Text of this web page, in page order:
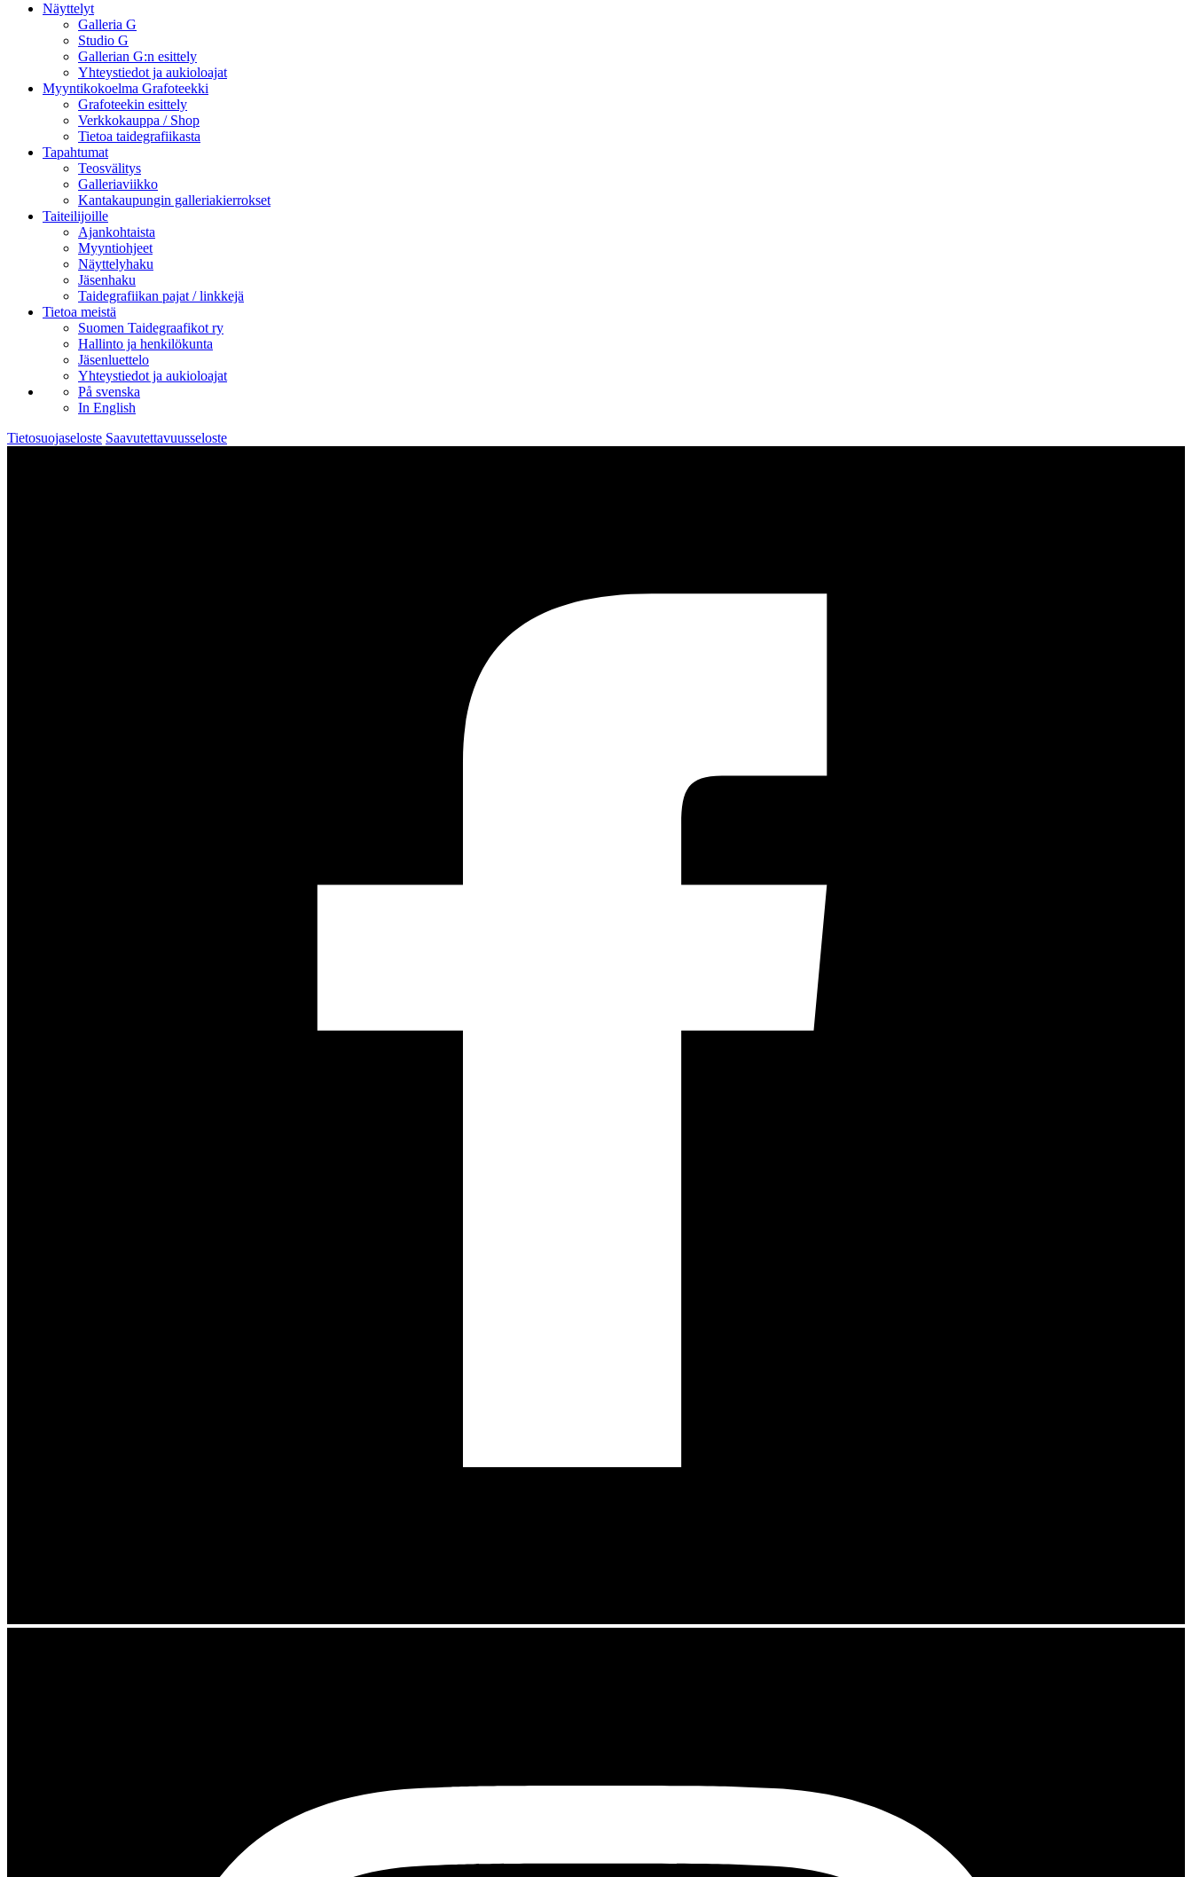
Näyttelyt
Galleria G
Studio G
Gallerian G:n esittely
Yhteystiedot ja aukioloajat
Myyntikokoelma Grafoteekki
Grafoteekin esittely
Verkkokauppa / Shop
Tietoa taidegrafiikasta
Tapahtumat
Teosvälitys
Galleriaviikko
Kantakaupungin galleriakierrokset
Taiteilijoille
Ajankohtaista
Myyntiohjeet
Näyttelyhaku
Jäsenhaku
Taidegrafiikan pajat / linkkejä
Tietoa meistä
Suomen Taidegraafikot ry
Hallinto ja henkilökunta
Jäsenluettelo
Yhteystiedot ja aukioloajat
På svenska
In English
Tietosuojaseloste Saavutettavuusseloste